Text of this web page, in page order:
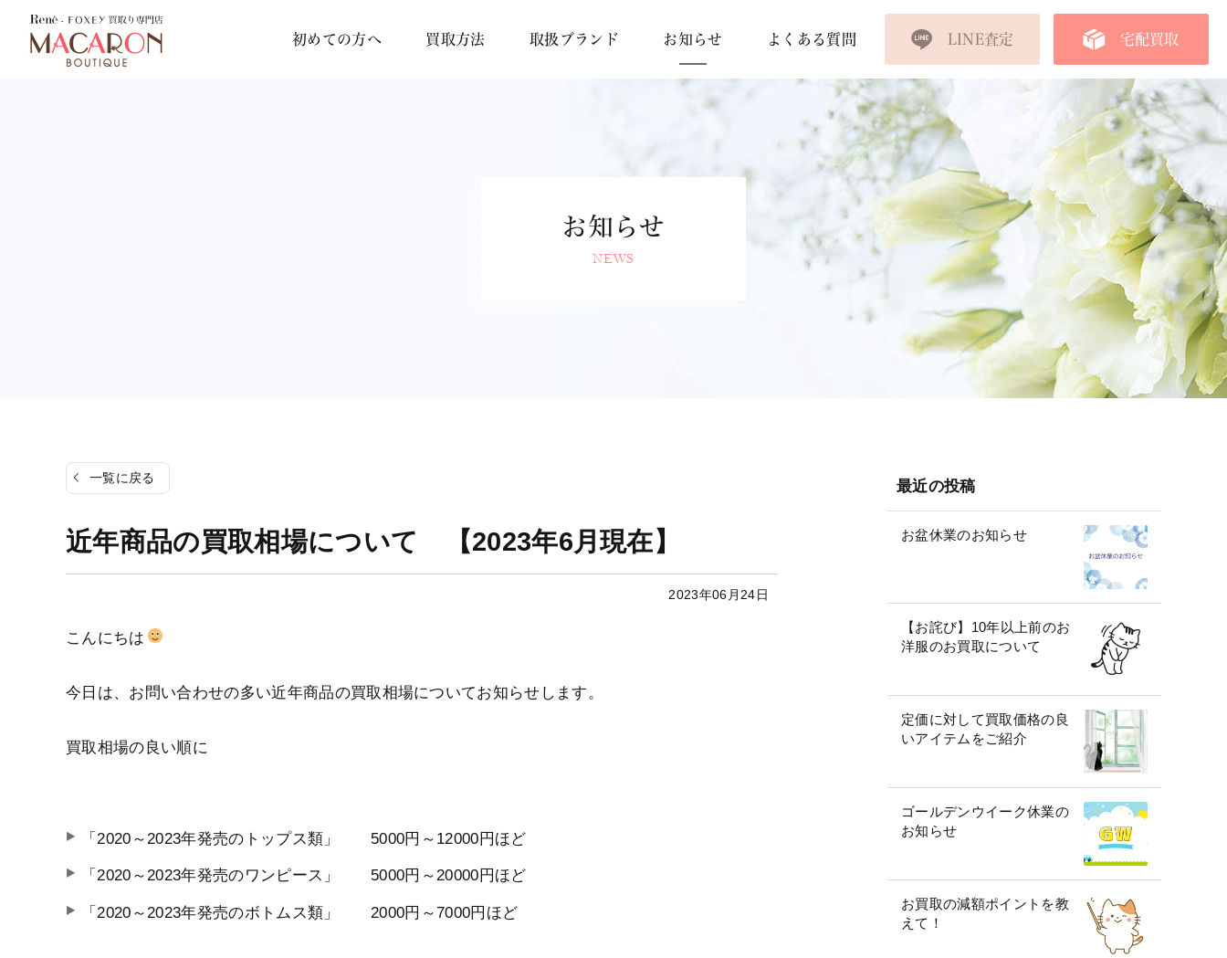
初めての方へ 買取方法 取扱ブランド お知らせ よくある質問 LINE査定 宅配買取
NEWS
お知らせ
一覧に戻る
近年商品の買取相場について 【2023年6月現在】
2023年06月24日
こんにちは
今日は、お問い合わせの多い近年商品の買取相場についてお知らせします。
買取相場の良い順に
「2020～2023年発売のトップス類」 5000円～12000円ほど
「2020～2023年発売のワンピース」 5000円～20000円ほど
「2020～2023年発売のボトムス類」 2000円～7000円ほど
最近の投稿
お盆休業のお知らせ
【お詫び】10年以上前のお
洋服のお買取について
定価に対して買取価格の良
いアイテムをご紹介
ゴールデンウイーク休業の
お知らせ
お買取の減額ポイントを教
えて！